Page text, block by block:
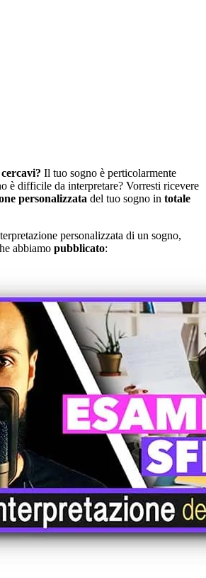
Il tuo sogno è perticolarmente
è difficile da interpretare? Vorresti ricevere
personalizzata del tuo sogno in totale
personalizzata di un sogno,
abbiamo pubblicato: